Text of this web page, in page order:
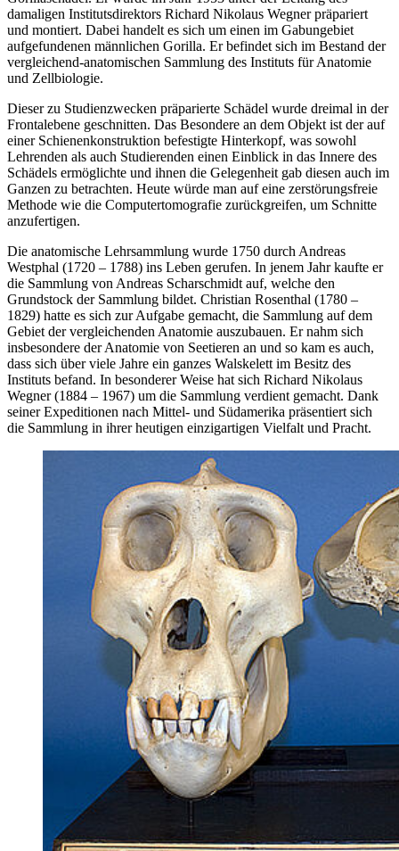
damaligen Institutsdirektors Richard Nikolaus Wegner präpariert
und montiert. Dabei handelt es sich um einen im Gabungebiet
aufgefundenen männlichen Gorilla. Er befindet sich im Bestand der
vergleichend-anatomischen Sammlung des Instituts für Anatomie
und Zellbiologie.
Dieser zu Studienzwecken präparierte Schädel wurde dreimal in der
Frontalebene geschnitten. Das Besondere an dem Objekt ist der auf
einer Schienenkonstruktion befestigte Hinterkopf, was sowohl
Lehrenden als auch Studierenden einen Einblick in das Innere des
Schädels ermöglichte und ihnen die Gelegenheit gab diesen auch im
Ganzen zu betrachten. Heute würde man auf eine zerstörungsfreie
Methode wie die Computertomografie zurückgreifen, um Schnitte
anzufertigen.
Die anatomische Lehrsammlung wurde 1750 durch Andreas
Westphal (1720 – 1788) ins Leben gerufen. In jenem Jahr kaufte er
die Sammlung von Andreas Scharschmidt auf, welche den
Grundstock der Sammlung bildet. Christian Rosenthal (1780 –
1829) hatte es sich zur Aufgabe gemacht, die Sammlung auf dem
Gebiet der vergleichenden Anatomie auszubauen. Er nahm sich
insbesondere der Anatomie von Seetieren an und so kam es auch,
dass sich über viele Jahre ein ganzes Walskelett im Besitz des
Instituts befand. In besonderer Weise hat sich Richard Nikolaus
Wegner (1884 – 1967) um die Sammlung verdient gemacht. Dank
seiner Expeditionen nach Mittel- und Südamerika präsentiert sich
die Sammlung in ihrer heutigen einzigartigen Vielfalt und Pracht.